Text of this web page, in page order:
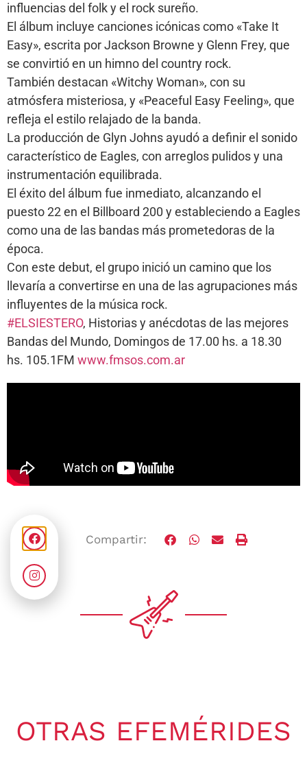
influencias del folk y el rock sureño.
El álbum incluye canciones icónicas como «Take It
Easy», escrita por Jackson Browne y Glenn Frey, que
se convirtió en un himno del country rock.
También destacan «Witchy Woman», con su
atmósfera misteriosa, y «Peaceful Easy Feeling», que
refleja el estilo relajado de la banda.
La producción de Glyn Johns ayudó a definir el sonido
característico de Eagles, con arreglos pulidos y una
instrumentación equilibrada.
El éxito del álbum fue inmediato, alcanzando el
puesto 22 en el Billboard 200 y estableciendo a Eagles
como una de las bandas más prometedoras de la
época.
Con este debut, el grupo inició un camino que los
llevaría a convertirse en una de las agrupaciones más
influyentes de la música rock.
#ELSIESTERO, Historias y anécdotas de las mejores
Bandas del Mundo, Domingos de 17.00 hs. a 18.30
hs. 105.1FM www.fmsos.com.ar
Compartir:
OTRAS EFEMÉRIDES